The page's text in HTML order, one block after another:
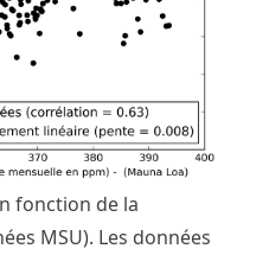
fonction de la
MSU). Les données